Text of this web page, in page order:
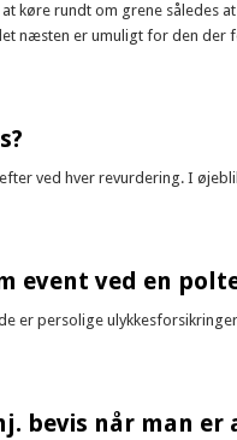
køre rundt om grene
næsten er umuligt for den der
ved hver revurdering. I
event ved en
er persolige
ved en polter abend?
bevis når man er